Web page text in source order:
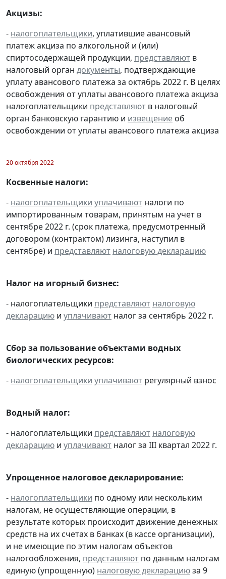
Акцизы:
- налогоплательщики, уплатившие авансовый
платеж акциза по алкогольной и (или)
спиртосодержащей продукции, представляют в
налоговый орган документы, подтверждающие
уплату авансового платежа за октябрь 2022 г. В целях
освобождения от уплаты авансового платежа акциза
налогоплательщики представляют в налоговый
орган банковскую гарантию и извещение об
освобождении от уплаты авансового платежа акциза
20 октября 2022
Косвенные налоги:
- налогоплательщики уплачивают налоги по
импортированным товарам, принятым на учет в
сентябре 2022 г. (срок платежа, предусмотренный
договором (контрактом) лизинга, наступил в
сентябре) и представляют налоговую декларацию
Налог на игорный бизнес:
- налогоплательщики представляют налоговую
декларацию и уплачивают налог за сентябрь 2022 г.
Сбор за пользование объектами водных
биологических ресурсов:
- налогоплательщики уплачивают регулярный взнос
Водный налог:
- налогоплательщики представляют налоговую
декларацию и уплачивают налог за III квартал 2022 г.
Упрощенное налоговое декларирование:
- налогоплательщики по одному или нескольким
налогам, не осуществляющие операции, в
результате которых происходит движение денежных
средств на их счетах в банках (в кассе организации),
и не имеющие по этим налогам объектов
налогообложения, представляют по данным налогам
единую (упрощенную) налоговую декларациюза 9